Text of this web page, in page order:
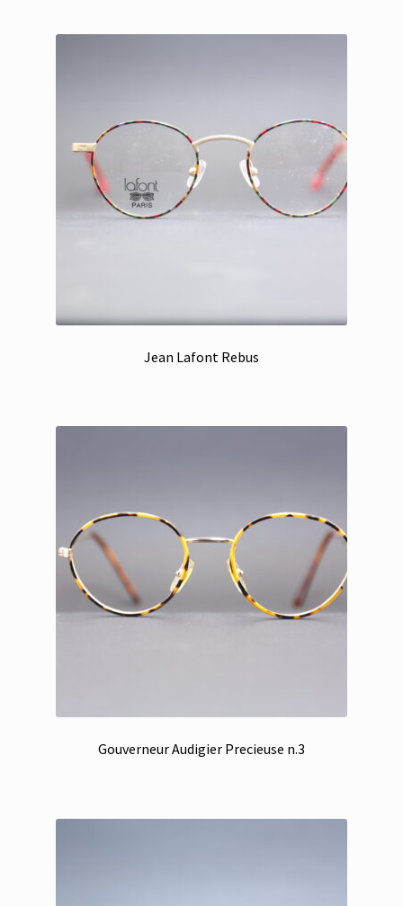
Jean Lafont Rebus
Gouverneur Audigier Precieuse n.3